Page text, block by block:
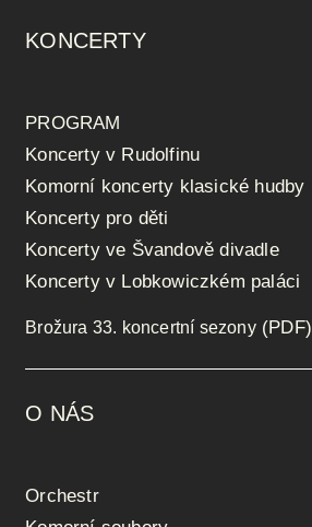
KONCERTY
PROGRAM
Koncerty v Rudolfinu
Komorní koncerty klasické hudby
Koncerty pro děti
Koncerty ve Švandově divadle
Koncerty v Lobkowiczkém paláci
Brožura 33. koncertní sezony(PDF)
O NÁS
Orchestr